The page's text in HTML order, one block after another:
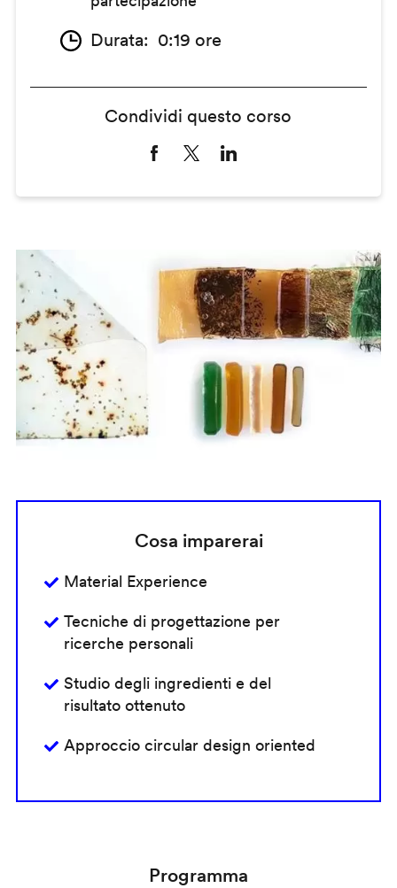
Durata 0:19 ore
Condividi questo corso
Cosa imparerai
Material Experience
Tecniche di progettazione per
ricerche personali
Studio degli ingredienti e del
risultato ottenuto
Approccio circular design oriented
Programma